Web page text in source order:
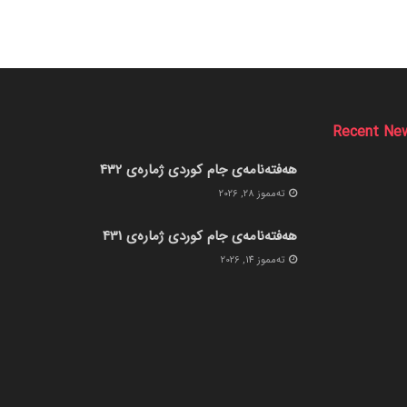
Recent
هەفتەنامەی جام کوردی ژمارەی 432
ته‌مموز 28, 2026
هەفتەنامەی جام کوردی ژمارەی 431
ته‌مموز 14, 2026